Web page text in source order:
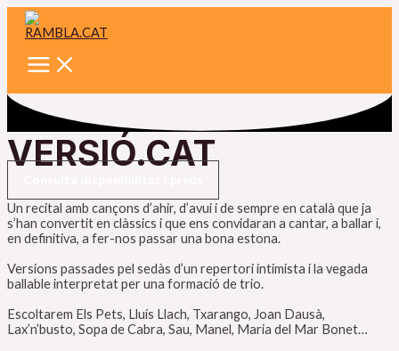
Vés
contingut
Main
Menu
VERSIÓ.CAT
Un recital amb cançons d’ahir, d’avui i de sempre en català que ja
s’han convertit en clàssics i que ens convidaran a cantar, a ballar i,
en definitiva, a fer-nos passar una bona estona.
Versions passades pel sedàs d’un repertori intimista i la vegada
ballable interpretat per una formació de trio.
Escoltarem Els Pets, Lluís Llach, Txarango, Joan Dausà,
Lax’n’busto, Sopa de Cabra, Sau, Manel, Maria del Mar Bonet…